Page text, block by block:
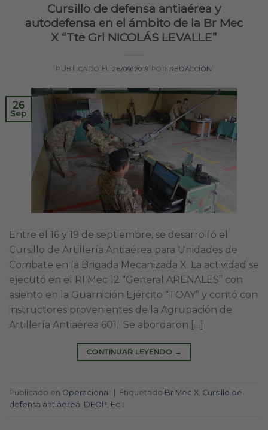
Cursillo de defensa antiaérea y
autodefensa en el ámbito de la Br Mec
X “Tte Grl NICOLÁS LEVALLE”
PUBLICADO EL 26/09/2019 POR REDACCIÓN
26
Sep
Entre el 16 y 19 de septiembre, se desarrolló el
Cursillo de Artillería Antiaérea para Unidades de
Combate en la Brigada Mecanizada X. La actividad se
ejecutó en el RI Mec 12 “General ARENALES” con
asiento en la Guarnición Ejército “TOAY” y contó con
instructores provenientes de la Agrupación de
Artillería Antiaérea 601. Se abordaron […]
CONTINUAR LEYENDO →
Publicado en Operacional Etiquetado Br Mec X Cursillo de
defensa antiaerea DEOP Ec I